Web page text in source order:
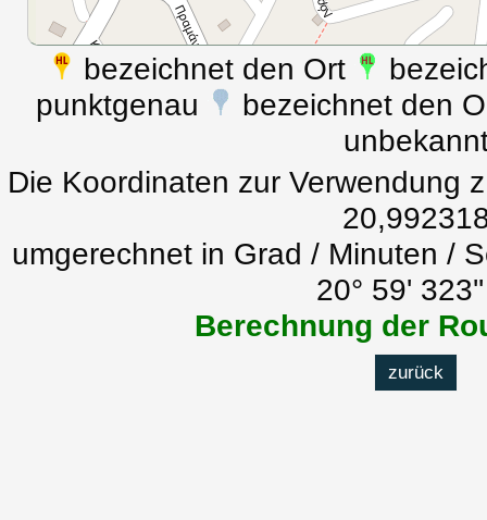
bezeichnet den Ort
punktgenau
bezeichnet den
Die Koordinaten zur Verwendung
umgerechnet in Grad / Minuten /
20° 59'
Berechnung der